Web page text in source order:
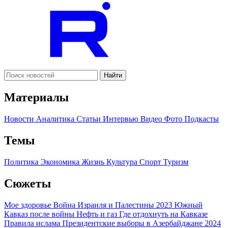
Найти
Материалы
Новости Аналитика Статьи Интервью Видео Фото Подкасты
Темы
Политика Экономика Жизнь Культура Спорт Туризм
Сюжеты
Мое здоровье Война Израиля и Палестины 2023 Южный
Кавказ после войны Нефть и газ Где отдохнуть на Кавказе
Правила ислама Президентские выборы в Азербайджане 2024